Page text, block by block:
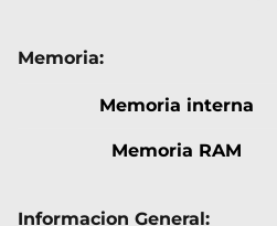
Memoria:
Memoria interna
Memoria RAM
Informacion General: